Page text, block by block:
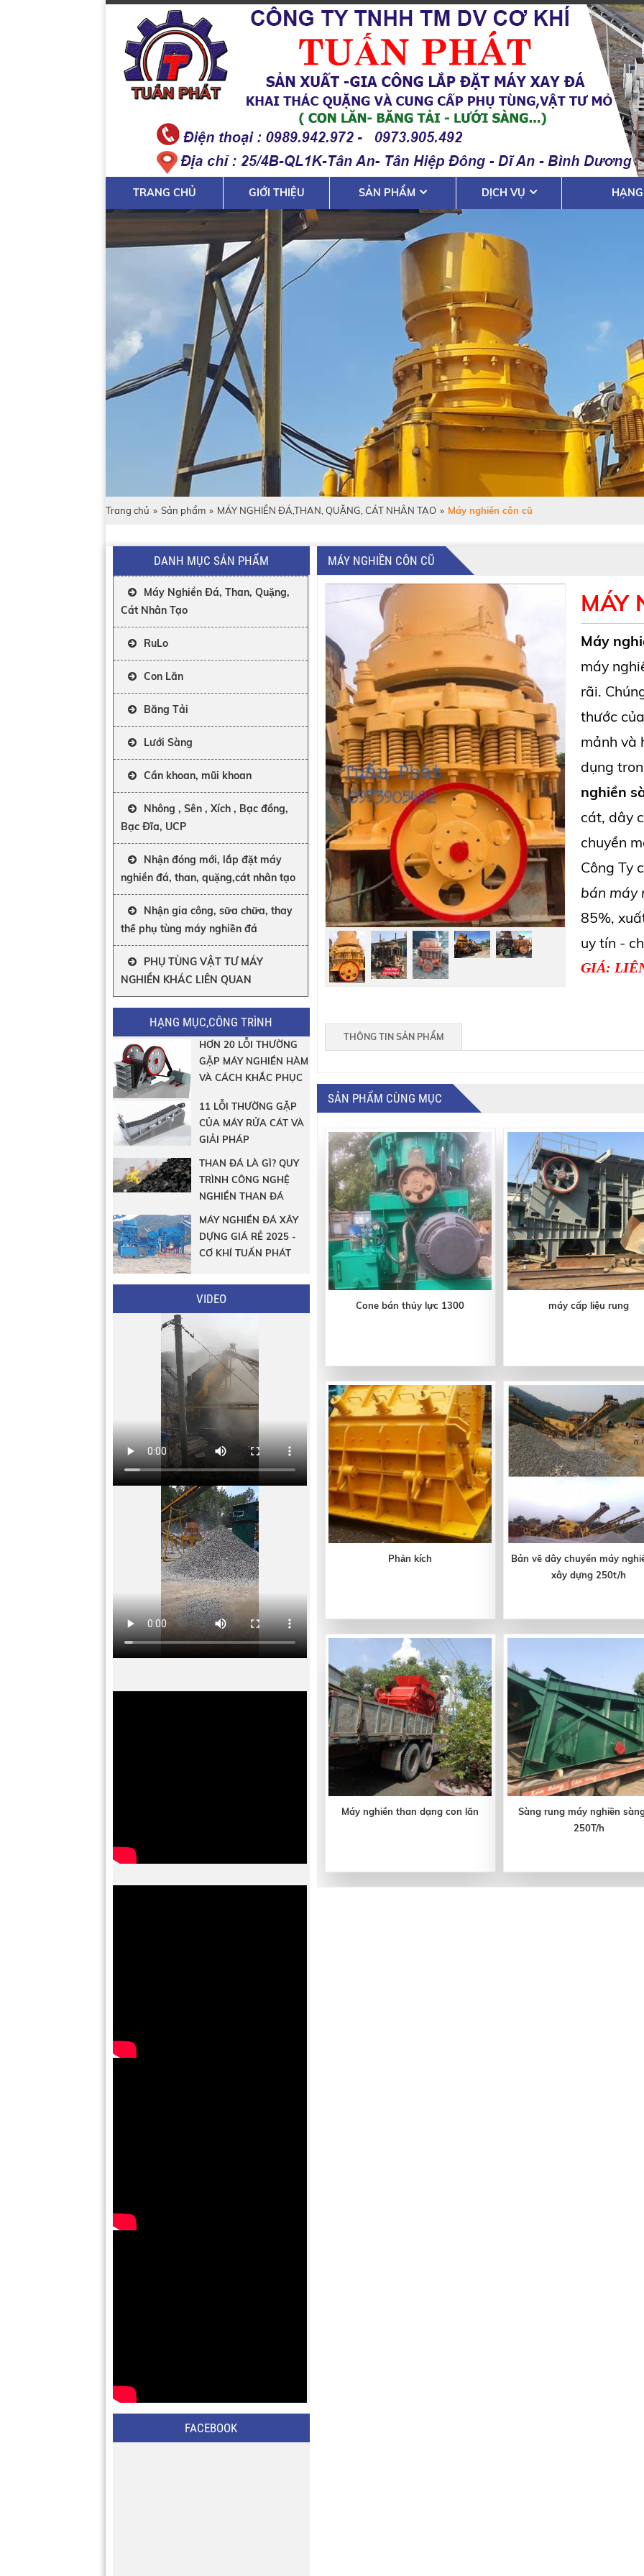
TRANG CHỦ GIỚI THIỆU SẢN PHẨM DỊCH VỤ
Trang chủ » Sản phẩm » MÁY NGHIỀN ĐÁ,THAN, QUẶNG, CÁT NHÂN TẠO » Máy nghiền côn cũ
DANH MỤC SẢN PHẨM
Máy Nghiền Đá, Than, Quặng,
Cát Nhân Tạo
RuLo
Con Lăn
Băng Tải
Lưới Sàng
Cần khoan, mũi khoan
Nhông , Sên , Xích , Bạc đồng,
Bạc Đĩa, UCP
Nhận đóng mới, lắp đặt máy
nghiền đá, than, quặng,cát nhân tạo
Nhận gia công, sữa chữa, thay
thế phụ tùng máy nghiền đá
PHỤ TÙNG VẬT TƯ MÁY
NGHIỀN KHÁC LIÊN QUAN
HẠNG MỤC,CÔNG TRÌNH
HƠN 20 LỖI THƯỜNG
GẶP MÁY NGHIỀN HÀM
VÀ CÁCH KHẮC PHỤC
11 LỖI THƯỜNG GẶP
CỦA MÁY RỬA CÁT VÀ
GIẢI PHÁP
THAN ĐÁ LÀ GÌ? QUY
TRÌNH CÔNG NGHỆ
NGHIỀN THAN ĐÁ
MÁY NGHIỀN ĐÁ XÂY
DỰNG GIÁ RẺ 2025 -
CƠ KHÍ TUẤN PHÁT
VIDEO
FACEBOOK
MÁY NGHIỀN CÔN CŨ
MÁY
Máy
máy
rãi.
thước
mảnh và
dụng
nghiền
cát, dây
chuyền
Công Ty
bán máy
85%,
uy tín -
GIÁ:
THÔNG TIN SẢN PHẨM
SẢN PHẨM CÙNG MỤC
Cone bán thủy lực 1300 máy cấp liệu rung
Phản kích
Bản vẽ dây chuyền máy
xây dựng 250t/h
Máy nghiền than dạng con lăn
Sàng rung máy nghiền
250T/h